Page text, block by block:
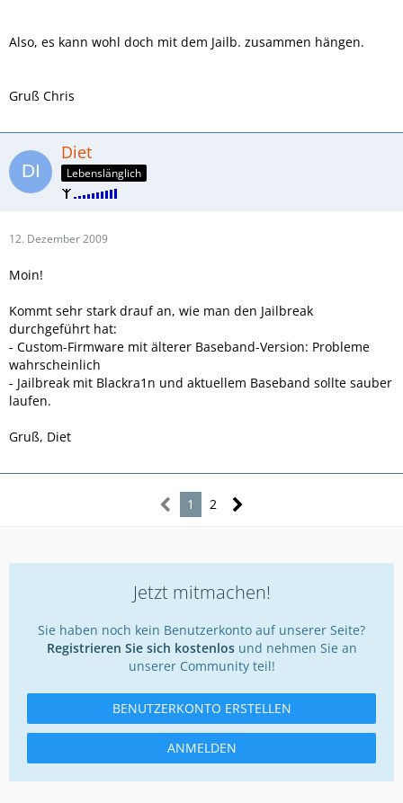
Also, es kann wohl doch mit dem Jailb. zusammen hängen.
Gruß Chris
Diet
Lebenslänglich
12. Dezember 2009
Moin!
Kommt sehr stark drauf an, wie man den Jailbreak
durchgeführt hat:
- Custom-Firmware mit älterer Baseband-Version: Probleme
wahrscheinlich
- Jailbreak mit Blackra1n und aktuellem Baseband sollte sauber
laufen.
Gruß, Diet
1 2
Jetzt mitmachen!
Sie haben noch kein Benutzerkonto auf unserer Seite?
Registrieren Sie sich kostenlosund nehmen Sie an
unserer Community teil!
BENUTZERKONTO ERSTELLEN
ANMELDEN